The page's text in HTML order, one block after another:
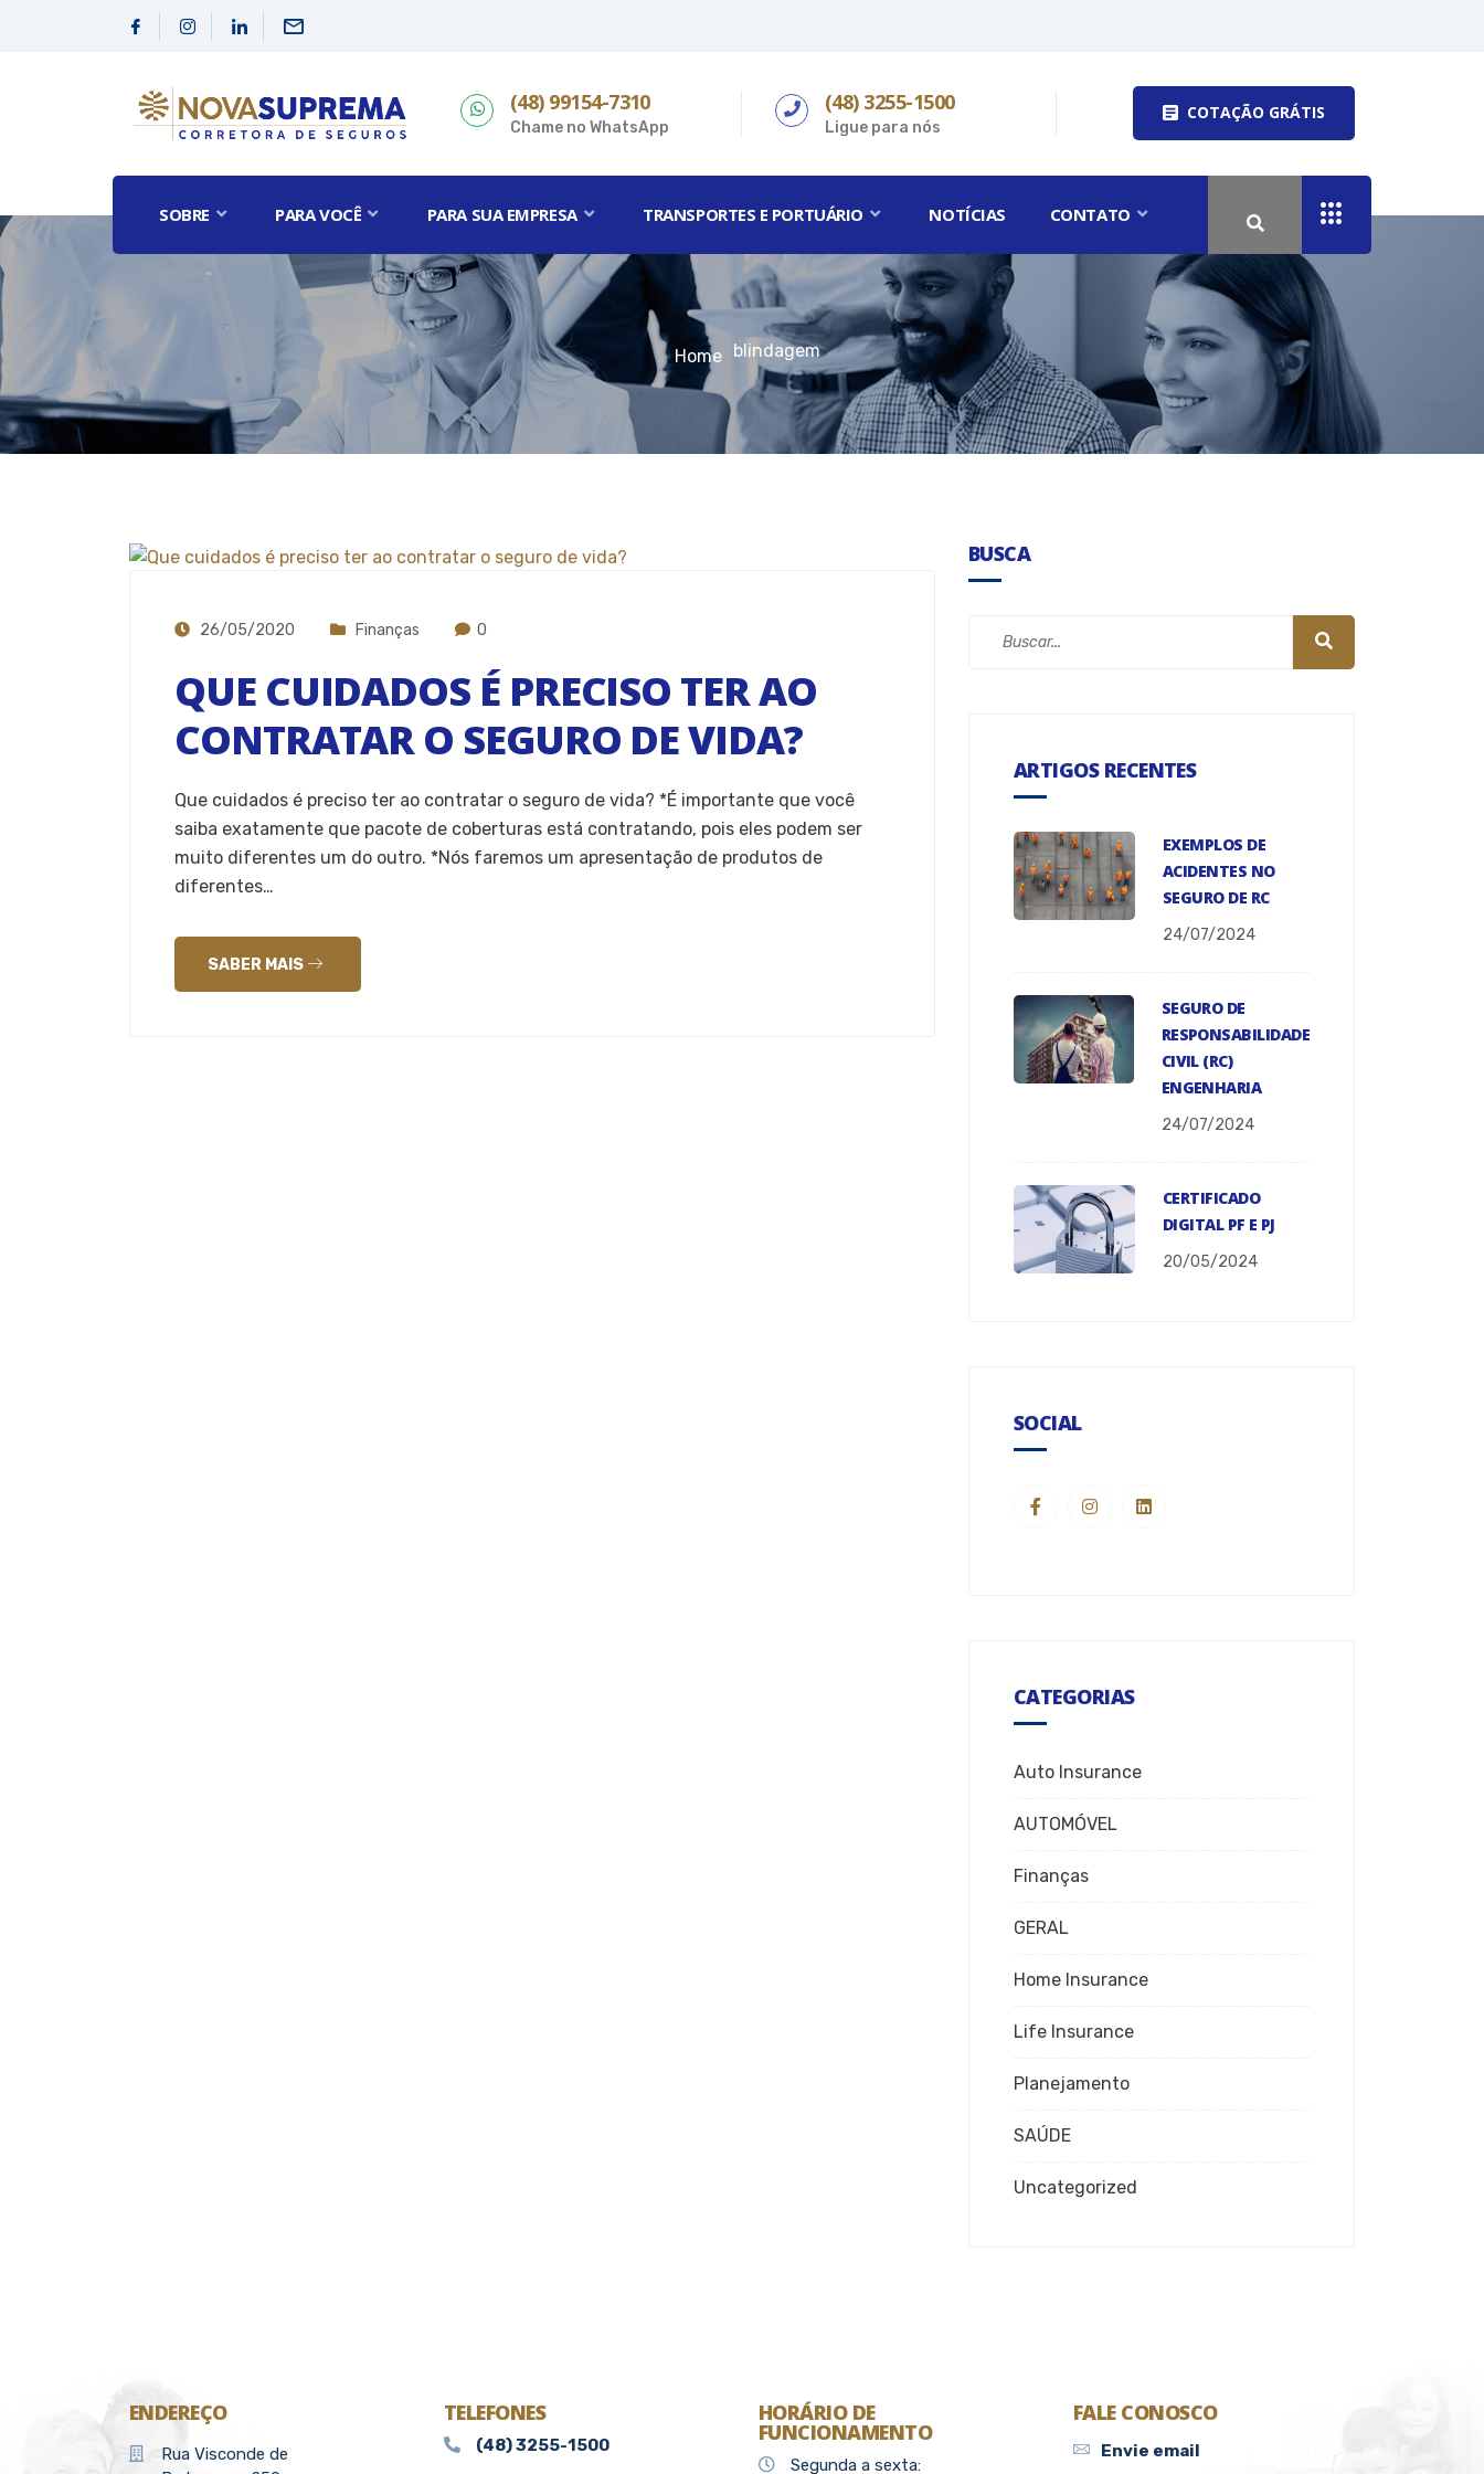
(48) 99154-7310
Chame no WhatsApp
(48) 3255-1500
Ligue para nós
COTAÇÃO GRÁTIS
SOBRE PARA VOCÊ PARA SUA EMPRESA TRANSPORTES E PORTUÁRIO NOTÍCIAS CONTATO
Home blindagem
26/05/2020 Finanças 0
QUE CUIDADOS É PRECISO TER AO
CONTRATAR O SEGURO DE VIDA?
Que cuidados é preciso ter ao contratar o seguro de vida? *É importante que você
saiba exatamente que pacote de coberturas está contratando, pois eles podem ser
muito diferentes um do outro. *Nós faremos um apresentação de produtos de
diferentes…
SABER MAIS
BUSCA
ARTIGOS RECENTES
EXEMPLOS DE
ACIDENTES NO
SEGURO DE RC
24/07/2024
SEGURO DE
RESPONSABILIDADE
CIVIL (RC)
ENGENHARIA
24/07/2024
CERTIFICADO
DIGITAL PF E PJ
20/05/2024
SOCIAL
CATEGORIAS
Auto Insurance
AUTOMÓVEL
Finanças
GERAL
Home Insurance
Life Insurance
Planejamento
SAÚDE
Uncategorized
ENDEREÇO
Rua Visconde de
TELEFONES
(48) 3255-1500
HORÁRIO DE
FUNCIONAMENTO
Segunda a sexta:
FALE CONOSCO
Envie email